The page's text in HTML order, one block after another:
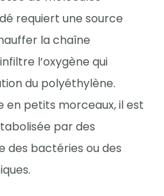
requiert une source
la chaîne
l’oxygène qui
du polyéthylène.
en petits morceaux, il est
par des
des bactéries ou des